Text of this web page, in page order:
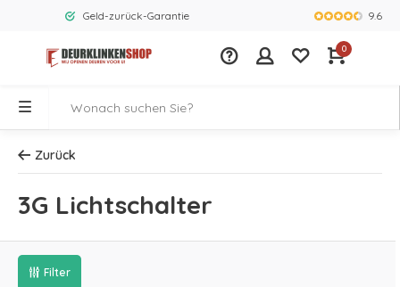
Geld-zurück-Garantie Größtes9.6
0
Zurück
3G Lichtschalter
Filter